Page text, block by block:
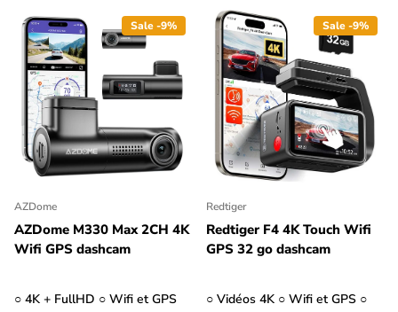
Sale -9%
AZDome
AZDome M330 Max 2CH 4K
Wifi GPS dashcam
○ 4K + FullHD ○ Wifi et GPS
Sale -9%
Redtiger
Redtiger F4 4K Touch Wifi
GPS 32 go dashcam
○ Vidéos 4K ○ Wifi et GPS ○